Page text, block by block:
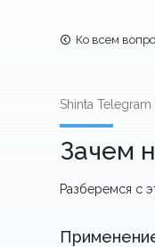
Ко всем
Shinta Telegram
Зачем
Разберемся с